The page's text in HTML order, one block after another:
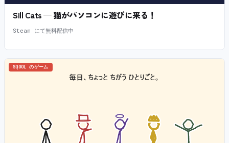
Sill Cats — 猫がパソコンに遊びに来る！
Steam にて無料配信中
SQOOL のゲーム